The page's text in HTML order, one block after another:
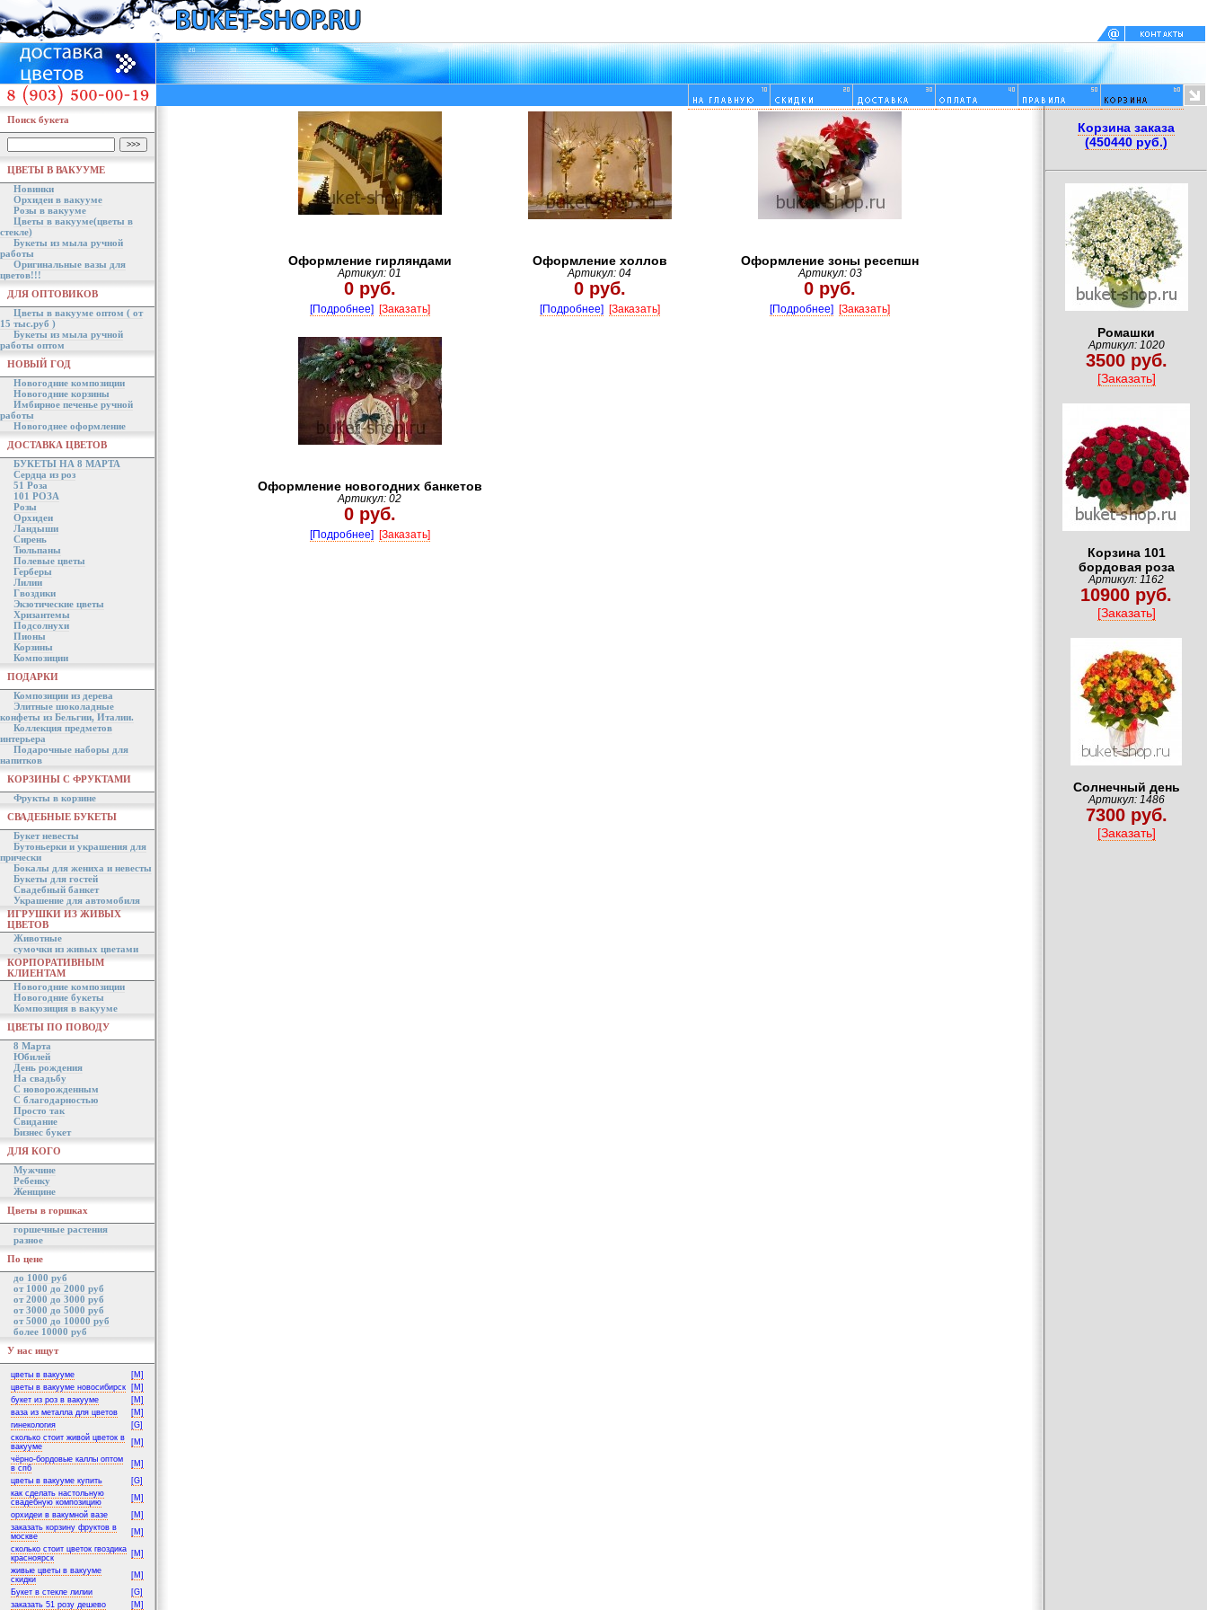
Поиск букета
ЦВЕТЫ В ВАКУУМЕ
Новинки
Орхидеи в вакууме
Розы в вакууме
Цветы в вакууме(цветы в
стекле)
Букеты из мыла ручной
работы
Оригинальные вазы для
цветов!!!
ДЛЯ ОПТОВИКОВ
Цветы в вакууме оптом ( от
15 тыс.руб )
Букеты из мыла ручной
работы оптом
НОВЫЙ ГОД
Новогодние композиции
Новогодние корзины
Имбирное печенье ручной
работы
Новогоднее оформление
ДОСТАВКА ЦВЕТОВ
БУКЕТЫ НА 8 МАРТА
Сердца из роз
51 Роза
101 РОЗА
Розы
Орхидеи
Ландыши
Сирень
Тюльпаны
Полевые цветы
Герберы
Лилии
Гвоздики
Экзотические цветы
Хризантемы
Подсолнухи
Пионы
Корзины
Композиции
ПОДАРКИ
Композиции из дерева
Элитные шоколадные
конфеты из Бельгии, Италии.
Коллекция предметов
интерьера
Подарочные наборы для
напитков
КОРЗИНЫ С ФРУКТАМИ
Фрукты в корзине
СВАДЕБНЫЕ БУКЕТЫ
Букет невесты
Бутоньерки и украшения для
прически
Бокалы для жениха и невесты
Букеты для гостей
Свадебный банкет
Украшение для автомобиля
ИГРУШКИ ИЗ ЖИВЫХ
ЦВЕТОВ
Животные
сумочки из живых цветами
КОРПОРАТИВНЫМ
КЛИЕНТАМ
Новогодние композиции
Новогодние букеты
Композиция в вакууме
ЦВЕТЫ ПО ПОВОДУ
8 Марта
Юбилей
День рождения
На свадьбу
С новорожденным
С благодарностью
Просто так
Свидание
Бизнес букет
ДЛЯ КОГО
Мужчине
Ребенку
Женщине
Цветы в горшках
горшечные растения
разное
По цене
до 1000 руб
от 1000 до 2000 руб
от 2000 до 3000 руб
от 3000 до 5000 руб
от 5000 до 10000 руб
более 10000 руб
У нас ищут
цветы в вакууме
[M]
цветы в вакууме новосибирск
[M]
букет из роз в вакууме
[M]
ваза из металла для цветов
[M]
гинекология
[G]
сколько стоит живой цветок в
вакууме
[M]
чёрно-бордовые каллы оптом
в спб
[M]
цветы в вакууме купить
[G]
как сделать настольную
свадебную композицию
[M]
орхидеи в вакумной вазе
[M]
заказать корзину фруктов в
москве
[M]
сколько стоит цветок гвоздика
красноярск
[M]
живые цветы в вакууме
скидки
[M]
Букет в стекле лилии
[G]
заказать 51 розу дешево
[M]
Оформление гирляндами
Артикул: 01
0 руб.
Оформление холлов
Артикул: 04
0 руб.
Оформление зоны ресепшн
Артикул: 03
0 руб.
[Подробнее] [Заказать] [Подробнее] [Заказать] [Подробнее] [Заказать]
Оформление новогодних банкетов
Артикул: 02
0 руб.
[Подробнее] [Заказать]
Корзина заказа
(450440 руб.)
Ромашки
Артикул: 1020
3500 руб.
[Заказать]
Корзина 101
бордовая роза
Артикул: 1162
10900 руб.
[Заказать]
Солнечный день
Артикул: 1486
7300 руб.
[Заказать]